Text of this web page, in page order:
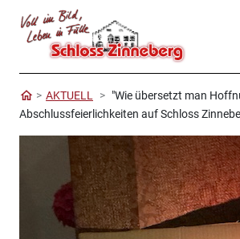
AKTUELL
"Wie übersetzt man
Abschlussfeierlichkeiten auf Schloss